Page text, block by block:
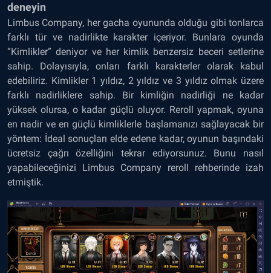
deneyin
Limbus Company, her gacha oyununda olduğu gibi tonlarca
farklı tür ve nadirlikte karakter içeriyor. Bunlara oyunda
“Kimlikler” deniyor ve her kimlik benzersiz beceri setlerine
sahip. Dolayısıyla, onları farklı karakterler olarak kabul
edebiliriz. Kimlikler 1 yıldız, 2 yıldız ve 3 yıldız olmak üzere
farklı nadirliklere sahip. Bir kimliğin nadirliği ne kadar
yüksek olursa, o kadar güçlü oluyor. Reroll yapmak, oyuna
en nadir ve en güçlü kimliklerle başlamanızı sağlayacak bir
yöntem: İdeal sonuçları elde edene kadar, oyunun başındaki
ücretsiz çağrı özelliğini tekrar ediyorsunuz. Bunu nasıl
yapabileceğinizi Limbus Company reroll rehberinde izah
etmiştik.